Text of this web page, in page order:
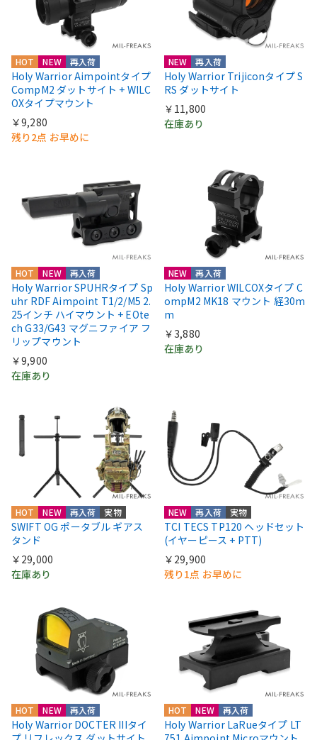
HOT NEW 再入荷
Holy Warrior Aimpointタイプ
CompM2 ダットサイト + WILC
OXタイプマウント
￥9,280
残り2点 お早めに
NEW 再入荷
Holy Warrior Trijiconタイプ S
RS ダットサイト
￥11,800
在庫あり
HOT NEW 再入荷
Holy Warrior SPUHRタイプ Sp
uhr RDF Aimpoint T1/2/M5 2.
25インチ ハイマウント + EOte
ch G33/G43 マグニファイア フ
リップマウント
￥9,900
在庫あり
NEW 再入荷
Holy Warrior WILCOXタイプ C
ompM2 MK18 マウント 経30m
m
￥3,880
在庫あり
HOT NEW 再入荷 実物
SWIFT OG ポータブル ギアス
タンド
￥29,000
在庫あり
NEW 再入荷 実物
TCI TECS TP120 ヘッドセット
(イヤーピース + PTT)
￥29,900
残り1点 お早めに
HOT NEW 再入荷
Holy Warrior DOCTER IIIタイ
HOT NEW 再入荷
Holy Warrior LaRueタイプ LT